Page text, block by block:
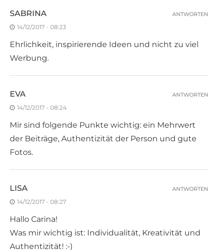
SABRINA
14/12/2017 - 08:23
Ehrlichkeit, inspirierende Ideen und nicht zu viel
Werbung.
ANTWORTEN
EVA
14/12/2017 - 08:24
Mir sind folgende Punkte wichtig: ein Mehrwert
der Beiträge, Authentizität der Person und gute
Fotos.
ANTWORTEN
LISA
14/12/2017 - 08:27
Hallo Carina!
Was mir wichtig ist: Individualität, Kreativität und
Authentizität! :-)
ANTWORTEN